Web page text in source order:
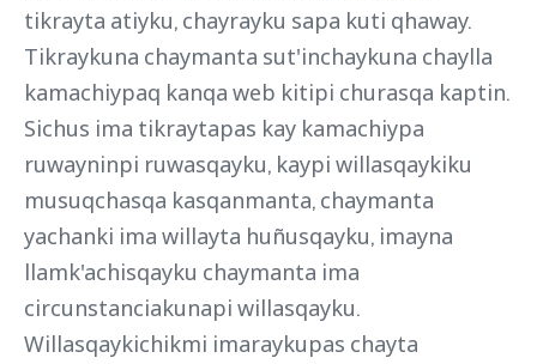
tikrayta atiyku, chayrayku sapa kuti qhaway.
Tikraykuna chaymanta sut'inchaykuna chaylla
kamachiypaq kanqa web kitipi churasqa kaptin.
Sichus ima tikraytapas kay kamachiypa
ruwayninpi ruwasqayku, kaypi willasqaykiku
musuqchasqa kasqanmanta, chaymanta
yachanki ima willayta huñusqayku, imayna
llamk'achisqayku chaymanta ima
circunstanciakunapi willasqayku.
Willasqaykichikmi imaraykupas chayta